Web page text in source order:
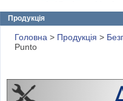
Продукція
Головна > Продукція >
Punto